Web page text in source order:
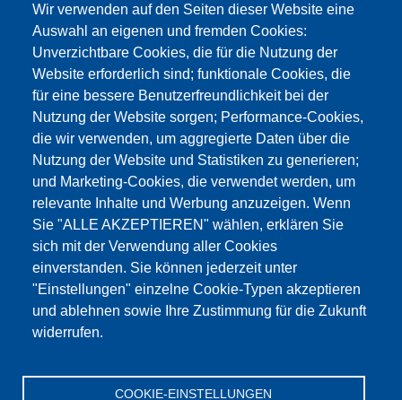
Wir verwenden auf den Seiten dieser Website eine
Auswahl an eigenen und fremden Cookies:
Unverzichtbare Cookies, die für die Nutzung der
Website erforderlich sind; funktionale Cookies, die
für eine bessere Benutzerfreundlichkeit bei der
Nutzung der Website sorgen; Performance-Cookies,
die wir verwenden, um aggregierte Daten über die
Nutzung der Website und Statistiken zu generieren;
und Marketing-Cookies, die verwendet werden, um
relevante Inhalte und Werbung anzuzeigen. Wenn
Sie "ALLE AKZEPTIEREN" wählen, erklären Sie
sich mit der Verwendung aller Cookies
einverstanden. Sie können jederzeit unter
"Einstellungen" einzelne Cookie-Typen akzeptieren
und ablehnen sowie Ihre Zustimmung für die Zukunft
widerrufen.
COOKIE-EINSTELLUNGEN
info@testing.de
Dieser Inhalt ist blockiert, da die Google Maps
Cookies nicht akzeptiert wurden.
NUR DIE GOOGLE MAPS COOKIES
AKZEPTIEREN.
Alle Cookies akzeptieren